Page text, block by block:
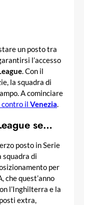
un posto tra
l’accesso
. Con il
la squadra di
A cominciare
contro il Venezia.
se…
posto in Serie
squadra di
per
che quest’anno
l’Inghilterra e la
extra,